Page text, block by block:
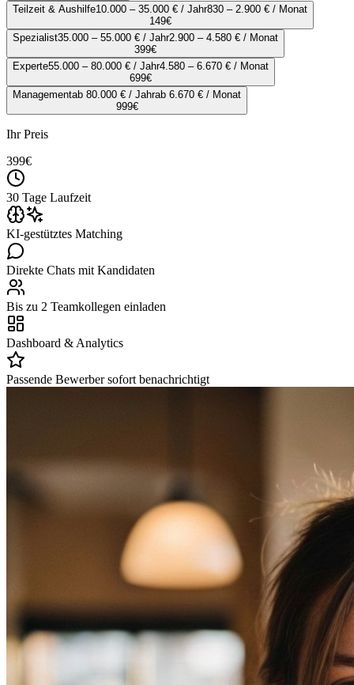
Teilzeit & Aushilfe10.000 – 35.000 € / Jahr830 – 2.900 € / Monat
149€
Spezialist35.000 – 55.000 € / Jahr2.900 – 4.580 € / Monat
399€
Experte55.000 – 80.000 € / Jahr4.580 – 6.670 € / Monat
699€
Managementab 80.000 € / Jahrab 6.670 € / Monat
999€
Ihr Preis
399€
30 Tage Laufzeit
KI-gestütztes Matching
Direkte Chats mit Kandidaten
Bis zu 2 Teamkollegen einladen
Dashboard & Analytics
Passende Bewerber sofort benachrichtigt